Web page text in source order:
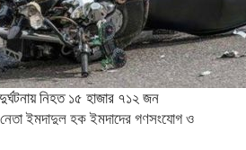
নিহত ১৫ হাজার ৭১২ জন